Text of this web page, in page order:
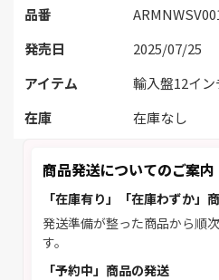
品番
発売日
2025/07/25
アイテム
輸入盤12イン
在庫
在庫なし
商品発送についてのご案内
「在庫有り」「在庫わずか」
発送準備が整った商品から順
す。
「予約中」商品の発送